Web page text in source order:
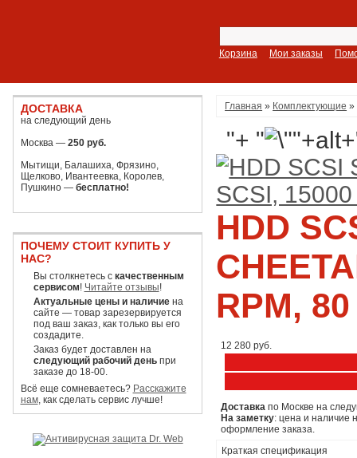
Корзина Мои заказы
ДОСТАВКА
на следующий день
Москва — 250 руб.
Мытищи, Балашиха, Фрязино,
Щелково, Ивантеевка, Королев,
Пушкино — бесплатно!
ПОЧЕМУ СТОИТ КУПИТЬ У
НАС?
Вы столкнетесь с качественным
сервисом! Читайте отзывы!
Актуальные цены и наличиена
сайте — товар зарезервируется
под ваш заказ, как только вы его
создадите.
Заказ будет доставлен на
следующий рабочий деньпри
заказе до 18-00.
Всё еще сомневаетесь? Расскажите
нам, как сделать сервис лучше!
Главная » Комплектующие »
"+ "
HDD
RPM,
12 280 руб.
Доставка по Москве на
На заметку: цена и наличие
оформление заказа.
Краткая спецификация